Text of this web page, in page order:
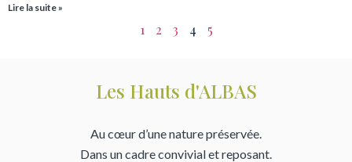
Lire la suite »
1 2 3 4 5
Les Hauts d'ALBAS
Au cœur d’une nature préservée.
Dans un cadre convivial et reposant.